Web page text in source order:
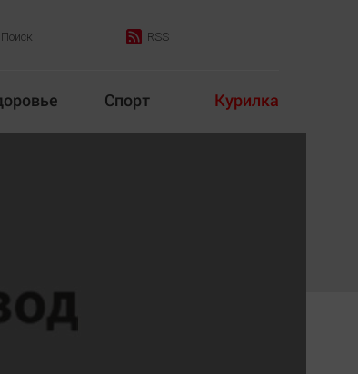
Поиск RSS
Спорт Курилка